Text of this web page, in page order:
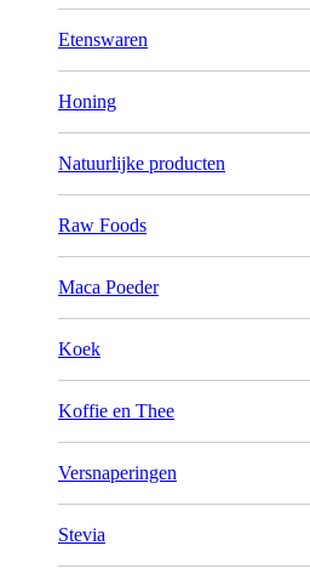
Etenswaren
Honing
Natuurlijke producten
Raw Foods
Maca Poeder
Koek
Koffie en Thee
Versnaperingen
Stevia